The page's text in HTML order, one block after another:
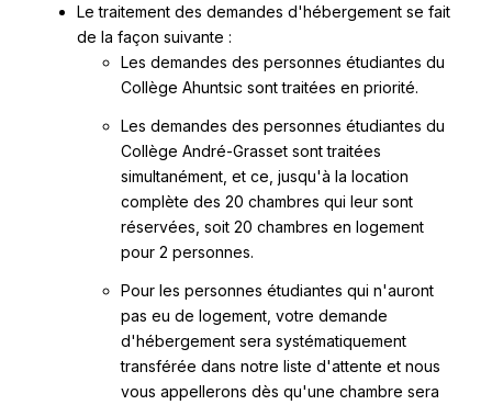
Le traitement des demandes d'hébergement se fait
de la façon suivante :
Les demandes des personnes étudiantes du
Collège Ahuntsic sont traitées en priorité.
Les demandes des personnes étudiantes du
Collège André-Grasset sont traitées
simultanément, et ce, jusqu'à la location
complète des 20 chambres qui leur sont
réservées, soit 20 chambres en logement
pour 2 personnes.
Pour les personnes étudiantes qui n'auront
pas eu de logement, votre demande
d'hébergement sera systématiquement
transférée dans notre liste d'attente et nous
vous appellerons dès qu'une chambre sera